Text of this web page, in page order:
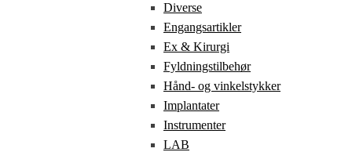
Diverse
Engangsartikler
Ex & Kirurgi
Fyldningstilbehør
Hånd- og vinkelstykker
Implantater
Instrumenter
LAB